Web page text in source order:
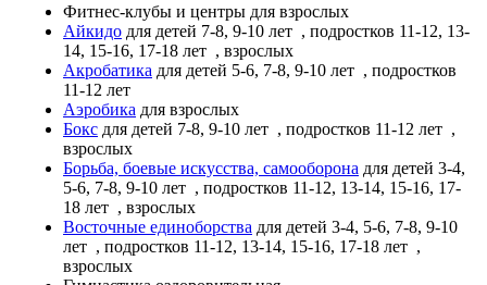
Фитнес-клубы и центры для взрослых
Айкидо для детей 7-8, 9-10 лет , подростков 11-12, 13-
14, 15-16, 17-18 лет , взрослых
Акробатика для детей 5-6, 7-8, 9-10 лет , подростков
11-12 лет
Аэробика для взрослых
Бокс для детей 7-8, 9-10 лет , подростков 11-12 лет ,
взрослых
Борьба, боевые искусства, самооборона для детей 3-4,
5-6, 7-8, 9-10 лет , подростков 11-12, 13-14, 15-16, 17-
18 лет , взрослых
Восточные единоборства для детей 3-4, 5-6, 7-8, 9-10
лет , подростков 11-12, 13-14, 15-16, 17-18 лет ,
взрослых